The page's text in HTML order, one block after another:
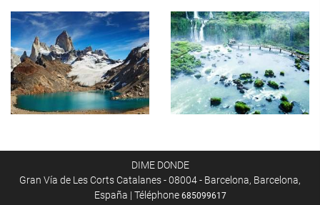
DIME DONDE
Gran Vía de Les Corts Catalanes - 08004 - Barcelona, Barcelona,
España | Téléphone 685099617